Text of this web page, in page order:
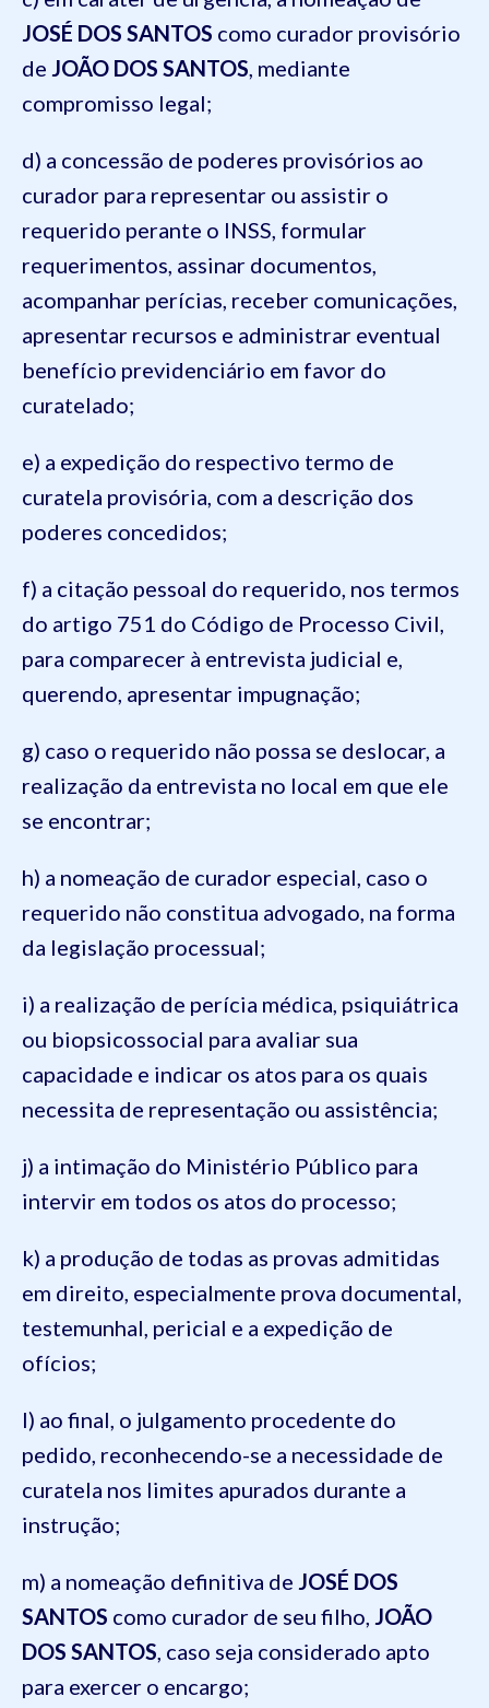
JOSÉ DOS SANTOS como curador provisório
de JOÃO DOS SANTOS, mediante
compromisso legal;
d) a concessão de poderes provisórios ao
curador para representar ou assistir o
requerido perante o INSS, formular
requerimentos, assinar documentos,
acompanhar perícias, receber comunicações,
apresentar recursos e administrar eventual
benefício previdenciário em favor do
curatelado;
e) a expedição do respectivo termo de
curatela provisória, com a descrição dos
poderes concedidos;
f) a citação pessoal do requerido, nos termos
do artigo 751 do Código de Processo Civil,
para comparecer à entrevista judicial e,
querendo, apresentar impugnação;
g) caso o requerido não possa se deslocar, a
realização da entrevista no local em que ele
se encontrar;
h) a nomeação de curador especial, caso o
requerido não constitua advogado, na forma
da legislação processual;
i) a realização de perícia médica, psiquiátrica
ou biopsicossocial para avaliar sua
capacidade e indicar os atos para os quais
necessita de representação ou assistência;
j) a intimação do Ministério Público para
intervir em todos os atos do processo;
k) a produção de todas as provas admitidas
em direito, especialmente prova documental,
testemunhal, pericial e a expedição de
ofícios;
l) ao final, o julgamento procedente do
pedido, reconhecendo-se a necessidade de
curatela nos limites apurados durante a
instrução;
m) a nomeação definitiva de JOSÉ DOS
SANTOS como curador de seu filho, JOÃO
DOS SANTOS, caso seja considerado apto
para exercer o encargo;